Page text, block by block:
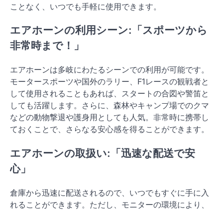
ことなく、いつでも手軽に使用できます。
エアホーンの利用シーン:「スポーツから
非常時まで！」
エアホーンは多岐にわたるシーンでの利用が可能です。
モータースポーツや国外のラリー、F1レースの観戦者と
して使用されることもあれば、スタートの合図や警笛と
しても活躍します。さらに、森林やキャンプ場でのクマ
などの動物撃退や護身用としても人気。非常時に携帯し
ておくことで、さらなる安心感を得ることができます。
エアホーンの取扱い:「迅速な配送で安
心」
倉庫から迅速に配送されるので、いつでもすぐに手に入
れることができます。ただし、モニターの環境により、